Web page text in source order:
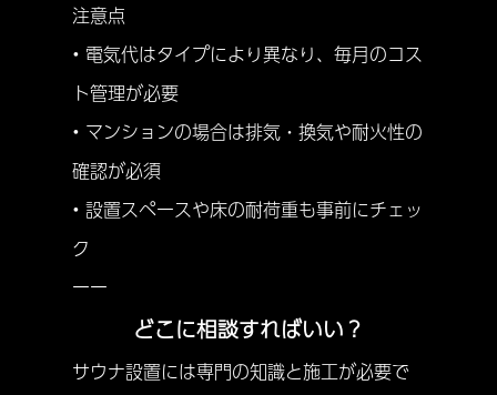
注意点
• 電気代はタイプにより異なり、毎月のコス
ト管理が必要
• マンションの場合は排気・換気や耐火性の
確認が必須
• 設置スペースや床の耐荷重も事前にチェッ
ク
ーー
どこに相談すればいい？
サウナ設置には専門の知識と施工が必要で